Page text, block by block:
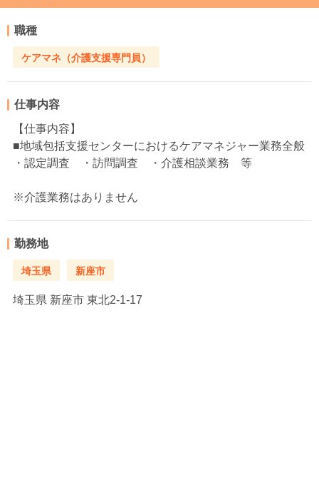
職種
ケアマネ（介護支援専門員）
仕事内容
【仕事内容】
■地域包括支援センターにおけるケアマネジャー業務全般
・認定調査 ・訪問調査 ・介護相談業務 等
※介護業務はありません
勤務地
埼玉県 新座市
埼玉県 新座市 東北2-1-17